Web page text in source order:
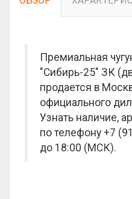
Премиальная
"Сибирь-25" ЗК
продается в
официального
Узнать наличие,
по телефону +7
до 18:00 (МСК).